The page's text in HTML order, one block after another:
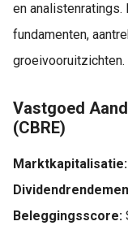
en
fundamenten,
groeivooruitzichten.
Vastgoed
(CBRE)
Marktkapitalisatie:
Beleggingsscore: